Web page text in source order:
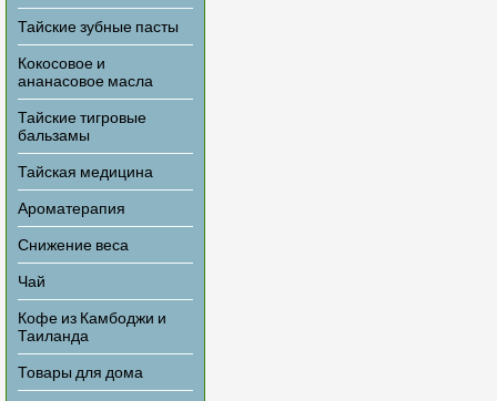
Тайские зубные пасты
Кокосовое и
ананасовое масла
Тайские тигровые
бальзамы
Тайская медицина
Ароматерапия
Снижение веса
Чай
Кофе из Камбоджи и
Таиланда
Товары для дома